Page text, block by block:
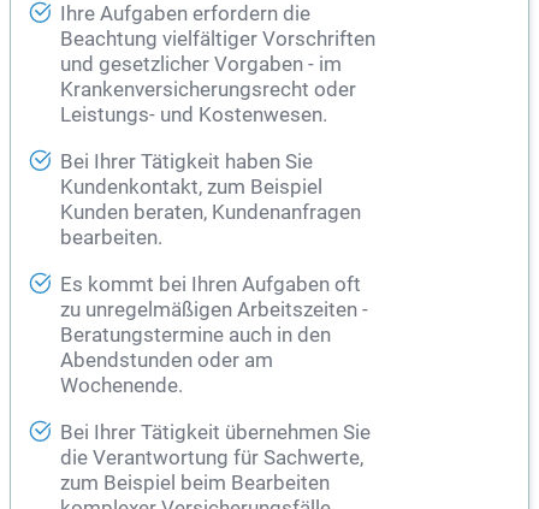
Ihre Aufgaben erfordern die
Beachtung vielfältiger Vorschriften
und gesetzlicher Vorgaben - im
Krankenversicherungsrecht oder
Leistungs- und Kostenwesen.
Bei Ihrer Tätigkeit haben Sie
Kundenkontakt, zum Beispiel
Kunden beraten, Kundenanfragen
bearbeiten.
Es kommt bei Ihren Aufgaben oft
zu unregelmäßigen Arbeitszeiten -
Beratungstermine auch in den
Abendstunden oder am
Wochenende.
Bei Ihrer Tätigkeit übernehmen Sie
die Verantwortung für Sachwerte,
zum Beispiel beim Bearbeiten